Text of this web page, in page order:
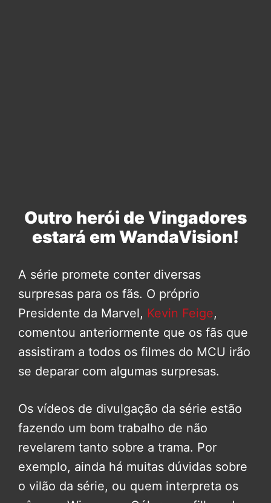
Outro herói de Vingadores
estará em WandaVision!
A série promete conter diversas
surpresas para os fãs. O próprio
Presidente da Marvel, Kevin Feige,
comentou anteriormente que os fãs que
assistiram a todos os filmes do MCU irão
se deparar com algumas surpresas.
Os vídeos de divulgação da série estão
fazendo um bom trabalho de não
revelarem tanto sobre a trama. Por
exemplo, ainda há muitas dúvidas sobre
o vilão da série, ou quem interpreta os